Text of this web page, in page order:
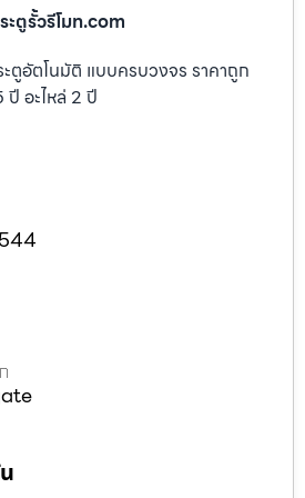
ะตูรั้วรีโมท.com
ตูอัตโนมัติ แบบครบวงจร ราคาถูก
อะไหล่ 2 ปี